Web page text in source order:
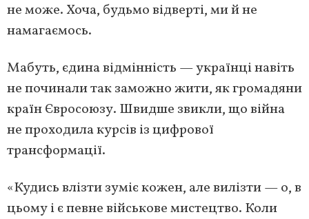
не може. Хоча, будьмо відверті, ми й не
намагаємось.
Мабуть, єдина відмінність — українці навіть
не починали так заможно жити, як громадяни
країн Євросоюзу. Швидше звикли, що війна
не проходила курсів із цифрової
трансформації.
«Кудись влізти зуміє кожен, але вилізти — о, в
цьому і є певне військове мистецтво. Коли